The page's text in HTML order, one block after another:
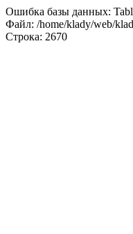
Ошибка базы данных:
Файл: /home/klady/web/
Строка: 2670